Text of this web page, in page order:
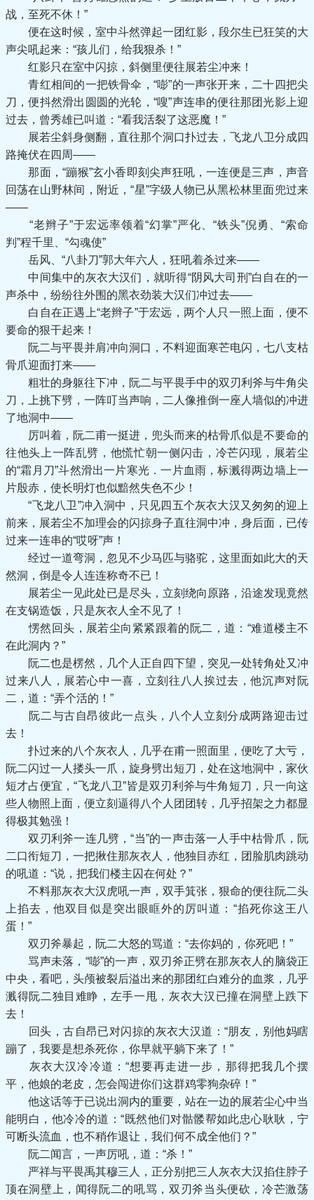
战，至死不休！”
便在这时候，室中斗然弹起一团红影，段尔生已狂笑的大
声尖吼起来：“孩儿们，给我狠杀！”
红影只在室中闪掠，斜侧里便往展若尘冲来！
青红相间的一把铁骨伞，“嘭”的一声张开来，二十四把尖
刀，便抖然滑出圆圆的光轮，“嗖”声连串的便往那团光影上迎
过去，曾秀雄已叫道：“看我活裂了这恶魔！”
展若尘斜身侧翻，直往那个洞口扑过去，飞龙八卫分成四
路掩伏在四周——
那面，“蹦猴”玄小香即刻尖声狂吼，一连便是三声，声音
回荡在山野林间，附近，“星”字级人物已从黑松林里面兜过来
——
“老辫子”于宏远率领着“幻掌”严化、“铁头”倪勇、“索命
判”程千里、“勾魂使”
岳风、“八卦刀”郭大年六人，狂吼着杀过来——
中间集中的灰衣大汉们，就听得“阴风大司刑”白自在的一
声杀中，纷纷往外围的黑衣劲装大汉们冲过去——
白自在正遇上“老辫子”于宏远，两个人只一照上面，便不
要命的狠干起来！
阮二与平畏并肩冲向洞口，不料迎面寒芒电闪，七八支枯
骨爪迎面打来——
粗壮的身躯往下冲，阮二与平畏手中的双刃利斧与牛角尖
刀，上挑下劈，一阵叮当声响，二人像推倒一座人墙似的冲进
了地洞中——
厉叫着，阮二甫一挺进，兜头而来的枯骨爪似是不要命的
往他头上一阵乱劈，他慌忙朝一侧闪击，冷芒闪现，展若尘
的“霜月刀”斗然滑出一片寒光．一片血雨，标溅得两边墙上一
片殷赤，使长明灯也似黯然失色不少！
“飞龙八卫”冲入洞中，只见四五个灰衣大汉又匆匆的迎上
前来，展若尘不加理会的闪掠身子直往洞中冲，身后面，已传
过来一连串的“哎呀”声！
经过一道弯洞，忽见不少马匹与骆驼，这里面如此大的天
然洞，倒是令人连连称奇不已！
展若尘一见此处已是尽头，立刻绕向原路，沿途发现竟然
在支锅造饭，只是灰衣人全不见了！
愣然回头，展若尘向紧紧跟着的阮二，道：“难道楼主不
在此洞内？”
阮二也是楞然，几个人正自四下望，突见一处转角处又冲
过来八人，展若心中一喜，立刻往八人挨过去，他沉声对阮
二，道：“弄个活的！”
阮二与古自昂彼此一点头，八个人立刻分成两路迎击过
去！
扑过来的八个灰衣人，几乎在甫一照面里，便吃了大亏，
阮二闪过一人搂头一爪，旋身劈出短刀，处在这地洞中，家伙
短才占便宜，“飞龙八卫”皆是双刃利斧与牛角短刀，只一向这
些人物照上面，便立刻逼得八个人团团转，几乎招架之力都显
得极其勉强！
双刃利斧一连几劈，“当”的一声击落一人手中枯骨爪，阮
二口衔短刀，一把揪住那灰衣人，他独目赤红，团脸肌肉跳动
的吼道：“说，把我们楼主囚在何处？”
不料那灰衣大汉虎吼一声，双手箕张，狠命的便往阮二头
上掐去，他双目似是突出眼眶外的厉叫道：“掐死你这王八
蛋！”
双刃斧暴起，阮二大怒的骂道：“去你妈的，你死吧！”
骂声未落，“嘭”的一声，双刃斧正劈在那灰衣人的脑袋正
中央，看吧，头颅被裂后溢出来的那团红白难分的血浆，几乎
溅得阮二独目难睁，左手一甩，灰衣大汉已撞在洞壁上跌下
去！
回头，古自昂已对闪掠的灰衣大汉道：“朋友，别他妈瞎
蹦了，我要是想杀死你，你早就平躺下来了！”
灰衣大汉冷冷道：“想要再走进一步，那得把我几个摆
平，他娘的老皮，怎会闯进你们这群鸡零狗杂碎！”
他这话等于已说出洞内的重要，站在一边的展若尘心中当
能明白，他冷冷的道：“既然他们对骷髅帮如此忠心耿耿，宁
可断头流血，也不稍作退让，我们何不成全他们？”
阮二闻言，一声厉吼，道：“杀！”
严祥与平畏禹其穆三人，正分别把三人灰衣大汉掐住脖子
顶在洞壁上，闻得阮二的吼骂，双刃斧当头便砍，冷芒激荡